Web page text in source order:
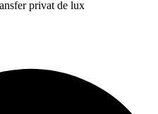
privat de lux